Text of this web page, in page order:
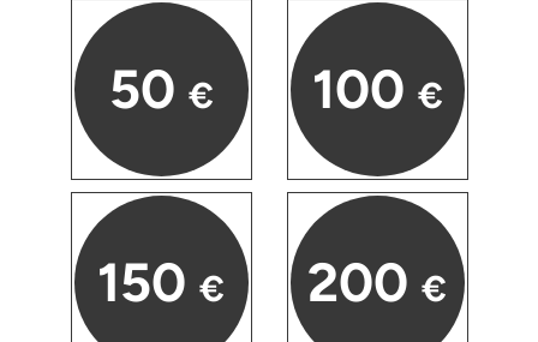
50 €
150 €
100 €
200 €
Märkisch-Oderland
Mönchengladbach
München
Münster